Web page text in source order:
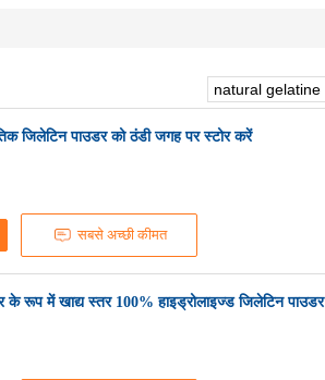
जिलेटिन पाउडर को ठंडी जगह पर स्टोर करें
सबसे अच्छी कीमत
के रूप में खाद्य स्तर 100% हाइड्रोलाइज्ड जिलेटिन पाउडर